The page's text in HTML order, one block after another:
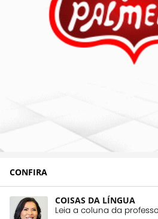
CONFIRA
COISAS DA LÍNGUA
Leia a coluna da